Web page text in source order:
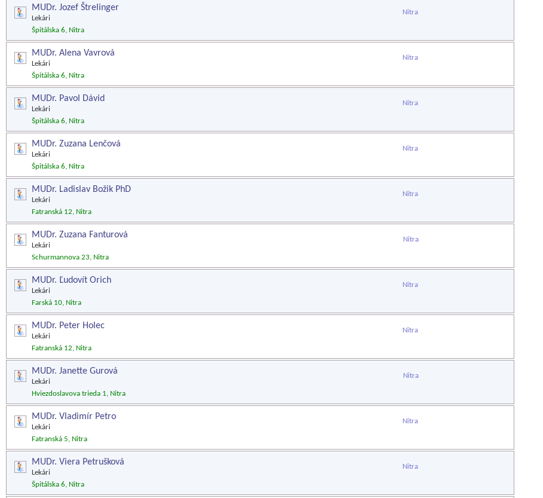
MUDr. Jozef Štrelinger
Lekári
Nitra
Špitálska 6, Nitra
MUDr. Alena Vavrová
Lekári
Nitra
Špitálska 6, Nitra
MUDr. Pavol Dávid
Lekári
Nitra
Špitálska 6, Nitra
MUDr. Zuzana Lenčová
Lekári
Nitra
Špitálska 6, Nitra
MUDr. Ladislav Božik PhD
Lekári
Nitra
Fatranská 12, Nitra
MUDr. Zuzana Fanturová
Lekári
Nitra
Schurmannova 23, Nitra
MUDr. Ľudovít Orich
Lekári
Nitra
Farská 10, Nitra
MUDr. Peter Holec
Lekári
Nitra
Fatranská 12, Nitra
MUDr. Janette Gurová
Lekári
Nitra
Hviezdoslavova trieda 1, Nitra
MUDr. Vladimír Petro
Lekári
Nitra
Fatranská 5, Nitra
MUDr. Viera Petrušková
Lekári
Nitra
Špitálska 6, Nitra